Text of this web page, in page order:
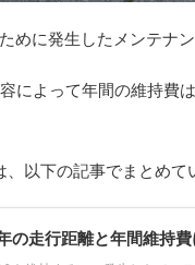
に発生したメンテナ
によって年間の維持費
以下の記事でまとめて
の走行距離と年間維持費